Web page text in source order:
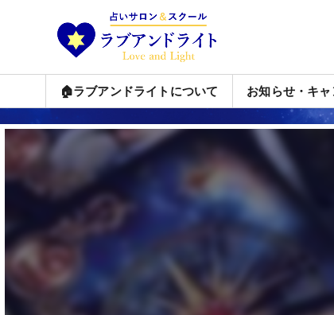
🏠ラブアンドライトについて お知らせ・キ